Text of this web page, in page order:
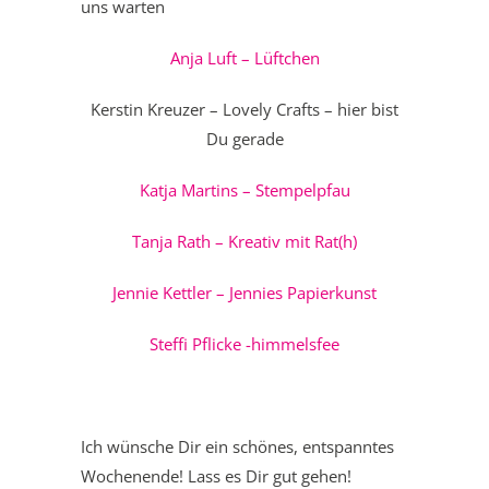
uns warten
Anja Luft – Lüftchen
Kerstin Kreuzer – Lovely Crafts – hier bist
Du gerade
Katja Martins – Stempelpfau
Tanja Rath – Kreativ mit Rat(h)
Jennie Kettler – Jennies Papierkunst
Steffi Pflicke -himmelsfee
Ich wünsche Dir ein schönes, entspanntes
Wochenende! Lass es Dir gut gehen!